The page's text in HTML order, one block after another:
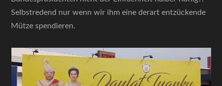
Selbstredend nur wenn wir ihm eine derart entzückende
Mütze spendieren.